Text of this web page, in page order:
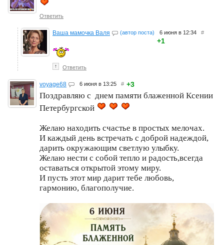
Ответить
Ваша мамочка Валя (автор поста) 6 июня в 12:34 #
+1
↑ Ответить
voyage68 6 июня в 13:25 # +3
Поздравляю с днем памяти блаженной Ксении
Петербургской
Желаю находить счастье в простых мелочах.
И каждый день встречать с доброй надеждой,
дарить окружающим светлую улыбку.
Желаю нести с собой тепло и радость,всегда
оставаться открытой этому миру.
И пусть этот мир дарит тебе любовь,
гармонию, благополучие.